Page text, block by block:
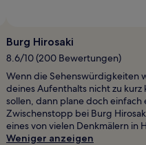
Foto
von
Matt
Bingaman
Burg Hirosaki
8.6/10 (200 Bewertungen)
Wenn die Sehenswürdigkeiten
deines Aufenthalts nicht zu kurz
sollen, dann plane doch einfach
Zwischenstopp bei Burg
eines von vielen Denkmälern in
Weniger anzeigen